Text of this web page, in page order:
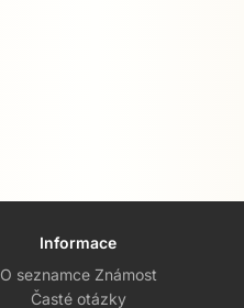
Informace
O seznamce Známost
Časté otázky